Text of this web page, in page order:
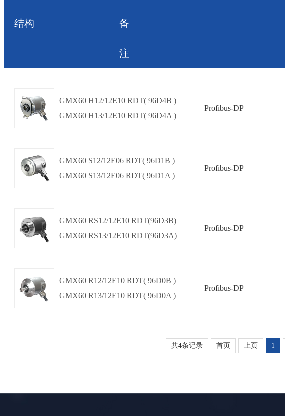
结构 备
注
GMX60 H12/12E10 RDT( 96D4B )
GMX60 H13/12E10 RDT( 96D4A )
Profibus-DP
Φ60mm
GMX60 S12/12E06 RDT( 96D1B )
GMX60 S13/12E06 RDT( 96D1A )
Profibus-DP
GMX60 RS12/12E10 RDT(96D3B)
GMX60 RS13/12E10 RDT(96D3A)
Profibus-DP
GMX60 R12/12E10 RDT( 96D0B )
GMX60 R13/12E10 RDT( 96D0A )
Profibus-DP
共4条记录 首页 上页 1